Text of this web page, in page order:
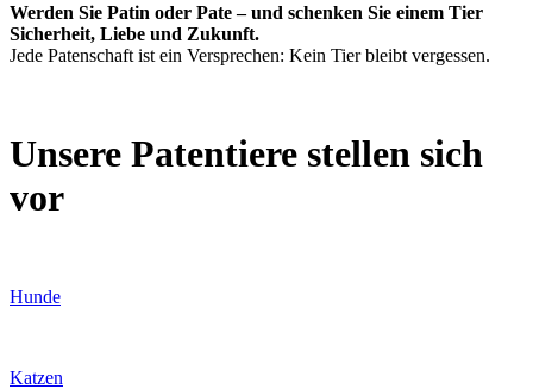
Werden Sie Patin oder Pate – und schenken Sie einem Tier
Sicherheit, Liebe und Zukunft.
Jede Patenschaft ist ein Versprechen: Kein Tier bleibt vergessen.
Unsere Patentiere stellen sich
vor
Hunde
Katzen